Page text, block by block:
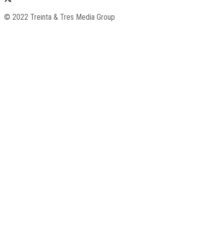
© 2022 Treinta & Tres Media Group